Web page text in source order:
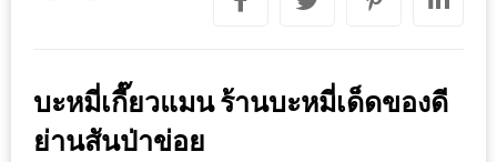
ฐานะ
อะไร
ก็ได้
บะหมี่เกี๊ยวแมน ร้านบะหมี่เด็ดของดี
ย่านสันป่าข่อย